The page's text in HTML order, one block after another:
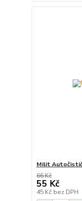
Milit
66 Kč
55 Kč
45 Kč bez DPH